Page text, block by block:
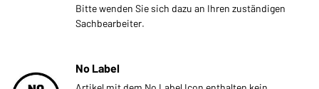
Bitte wenden Sie sich dazu an Ihren zuständigen
Sachbearbeiter.
No Label